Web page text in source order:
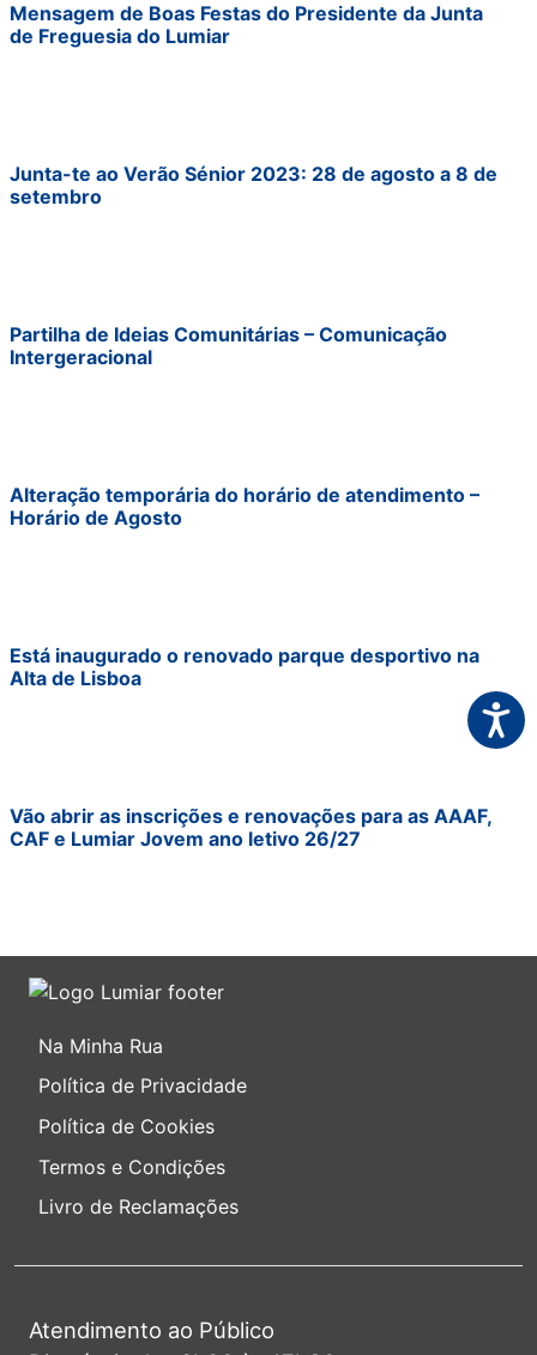
Mensagem de Boas Festas do Presidente da Junta
de Freguesia do Lumiar
Junta-te ao Verão Sénior 2023: 28 de agosto a 8 de
setembro
Partilha de Ideias Comunitárias – Comunicação
Intergeracional
Alteração temporária do horário de atendimento –
Horário de Agosto
Está inaugurado o renovado parque desportivo na
Alta de Lisboa
Vão abrir as inscrições e renovações para as AAAF,
CAF e Lumiar Jovem ano letivo 26/27
Na Minha Rua
Política de Privacidade
Política de Cookies
Termos e Condições
Livro de Reclamações
Atendimento ao Público